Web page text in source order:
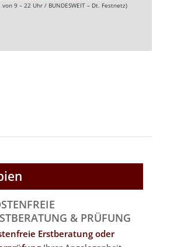
von 9 – 22 Uhr / BUNDESWEIT – Dt. Festnetz)
& PRÜFUNG
Erstberatung oder